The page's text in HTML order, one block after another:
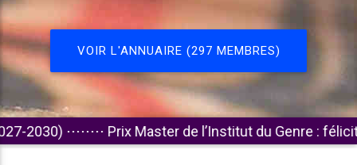
VOIR L'ANNUAIRE (297 MEMBRES)
⋅⋅⋅⋅⋅⋅⋅⋅ Prix Master de l’Institut du Genre : félicitations